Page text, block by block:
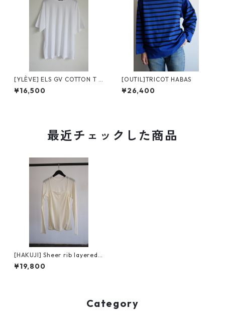
[YLÈVE] ELS GV COTTON T /
WHITE
¥16,500
[OUTIL]TRICOT HABAS
¥26,400
最近チェックした商品
[HAKUJI] Sheer rib layered L
S PO / Ivory
¥19,800
Category